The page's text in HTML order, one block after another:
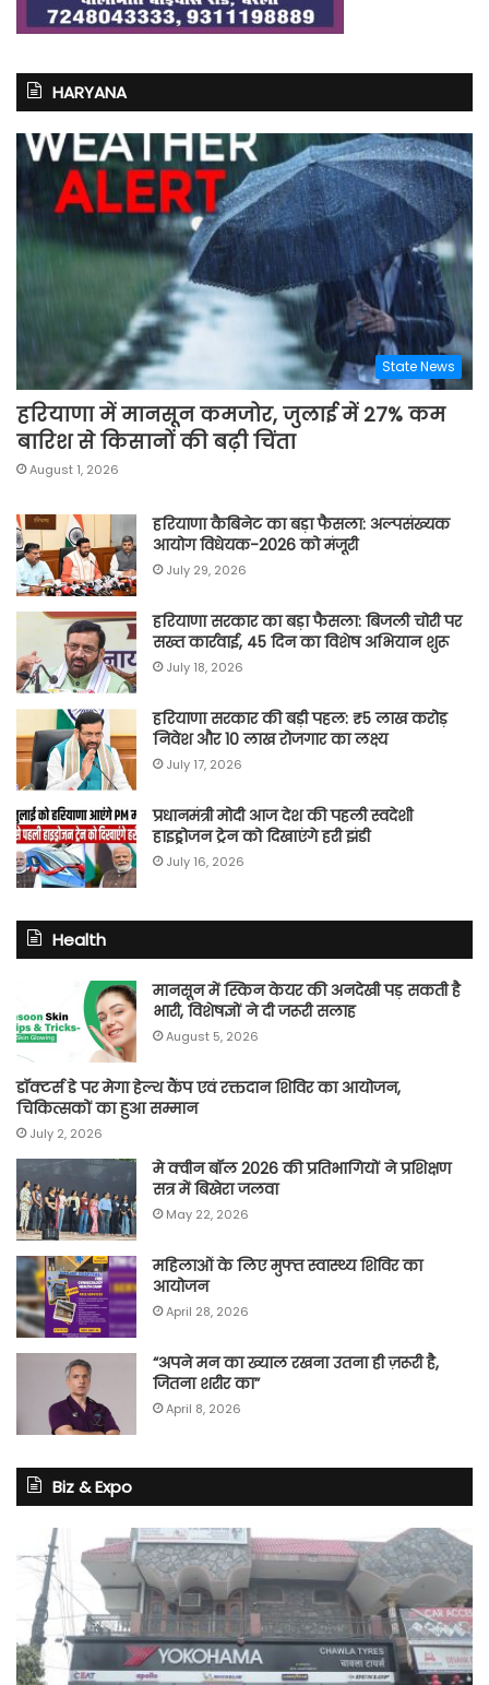
HARYANA
State News
हरियाणा में मानसून कमजोर, जुलाई में 27% कम
बारिश से किसानों की बढ़ी चिंता
August 1, 2026
हरियाणा कैबिनेट का बड़ा फैसला: अल्पसंख्यक
आयोग विधेयक-2026 को मंजूरी
July 29, 2026
हरियाणा सरकार का बड़ा फैसला: बिजली चोरी पर
सख्त कार्रवाई, 45 दिन का विशेष अभियान शुरू
July 18, 2026
हरियाणा सरकार की बड़ी पहल: ₹5 लाख करोड़
निवेश और 10 लाख रोजगार का लक्ष्य
July 17, 2026
प्रधानमंत्री मोदी आज देश की पहली स्वदेशी
हाइड्रोजन ट्रेन को दिखाएंगे हरी झंडी
July 16, 2026
Health
मानसून में स्किन केयर की अनदेखी पड़ सकती है
भारी, विशेषज्ञों ने दी जरूरी सलाह
August 5, 2026
डॉक्टर्स डे पर मेगा हेल्थ कैंप एवं रक्तदान शिविर का आयोजन,
चिकित्सकों का हुआ सम्मान
July 2, 2026
मे क्वीन बॉल 2026 की प्रतिभागियों ने प्रशिक्षण
सत्र में बिखेरा जलवा
May 22, 2026
महिलाओं के लिए मुफ्त स्वास्थ्य शिविर का
आयोजन
April 28, 2026
“अपने मन का ख्याल रखना उतना ही ज़रूरी है,
जितना शरीर का”
April 8, 2026
Biz & Expo